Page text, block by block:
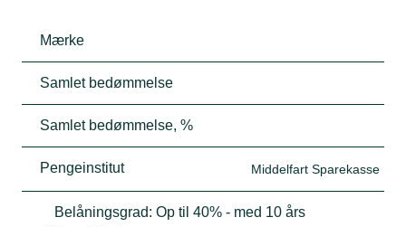
Mærke
Samlet bedømmelse
Samlet bedømmelse, %
Pengeinstitut Middelfart Sparekasse
Belåningsgrad: Op til 40% - med 10 års